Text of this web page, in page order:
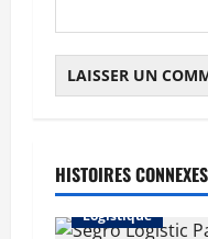
HISTOIRES CONNEXES
Immo d'entreprise
Logistique